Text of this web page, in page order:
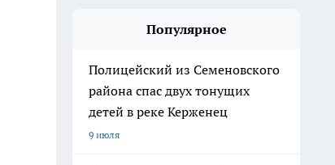
Популярное
Полицейский из Семеновского
района спас двух тонущих
детей в реке Керженец
9 июля